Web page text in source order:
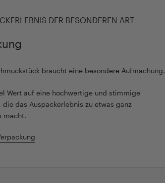
DER BESONDEREN ART
braucht eine besondere Aufmachung.
Wert auf eine hochwertige und stimmige
die das Auspackerlebnis zu etwas ganz
macht.